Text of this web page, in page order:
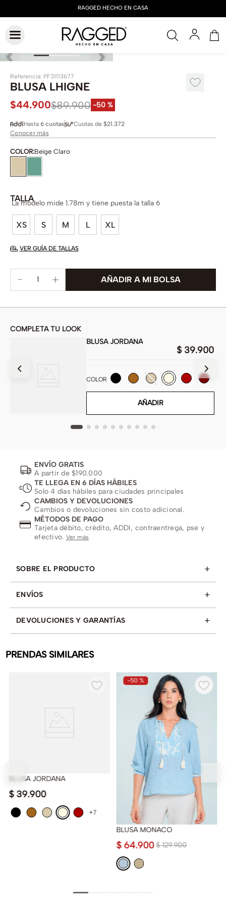
Referencia: PF31113677
BLUSA LHIGNE
$44.900$89.900 -50 %
Hasta 6 cuotas Cuotas de $21.372
Conocer más
COLOR:Beige Claro
TALLA
XS S M L XL
La modelo mide 1.78m y tiene puesta la talla 6
VER GUÍA DE TALLAS
COMPLETA TU LOOK
BLUSA JORDANA
$ 39.900
COLOR
AÑADIR
ENVÍO GRATIS
A partir de $190.000
TE LLEGA EN 6 DÍAS HÁBILES
Solo 4 días hábiles para ciudades principales
CAMBIOS Y DEVOLUCIONES
Cambios o devoluciones sin costo adicional.
MÉTODOS DE PAGO
Tarjeta débito, crédito, ADDI, contraentrega, pse y
efectivo. Ver más
SOBRE EL PRODUCTO +
ENVÍOS +
DEVOLUCIONES Y GARANTÍAS +
PRENDAS SIMILARES
BLUSA JORDANA
$ 39.900
+7
-50 %
BLUSA MONACO
$ 129.900
$ 64.900